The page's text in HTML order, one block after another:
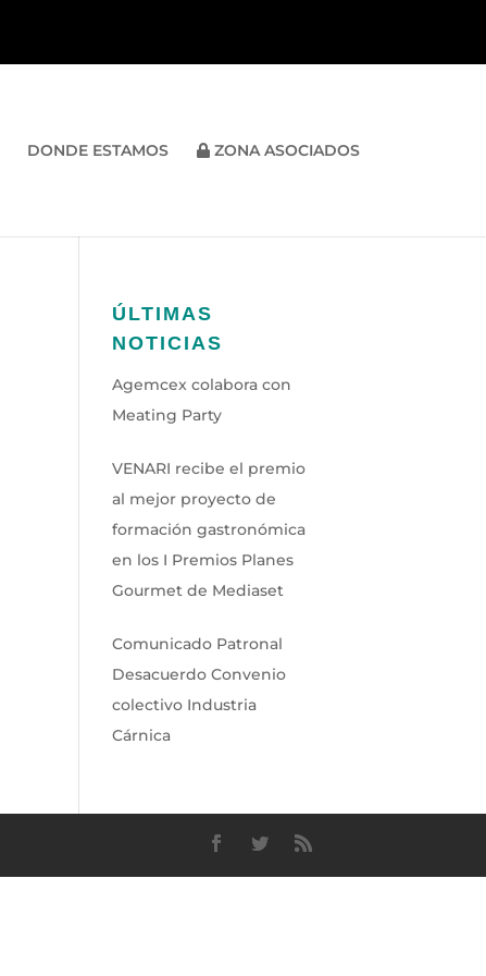
DONDE ESTAMOS ZONA ASOCIADOS
ÚLTIMAS
NOTICIAS
Agemcex colabora con
Meating Party
VENARI recibe el premio
al mejor proyecto de
formación gastronómica
en los I Premios Planes
Gourmet de Mediaset
Comunicado Patronal
Desacuerdo Convenio
colectivo Industria
Cárnica